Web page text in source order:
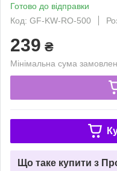
Готово до відправки
Код: GF-KW-RO-500
239 ₴
Мінімальна сума
Що таке купити з